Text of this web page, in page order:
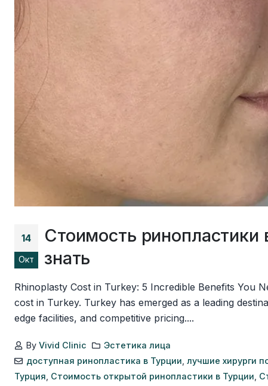
14
Окт
Стоимость
знать
Rhinoplasty Cost in Turkey: 5 Incredible Benefits You
cost in Turkey. Turkey has emerged as a leading
edge facilities, and competitive pricing....
ByVivid Clinic
Эстетика лица
доступная ринопластика в Турции,лучшие хирурги
Турция, Стоимость открытой ринопластики в Турции,